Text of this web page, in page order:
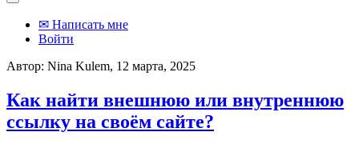
Поиск
Меню
учётной
пользователя
✉ Написать мне
Войти
Автор: Nina Kulem, 12 марта, 2025
Как найти внешнюю или внутреннюю
ссылку на своём сайте?